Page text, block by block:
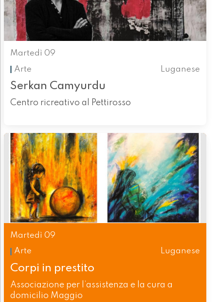
Martedì 09
Arte
Luganese
Serkan Camyurdu
Centro ricreativo al Pettirosso
Martedì 09
Arte
Luganese
Corpi in prestito
Associazione per l’assistenza e la cura a
domicilio Maggio